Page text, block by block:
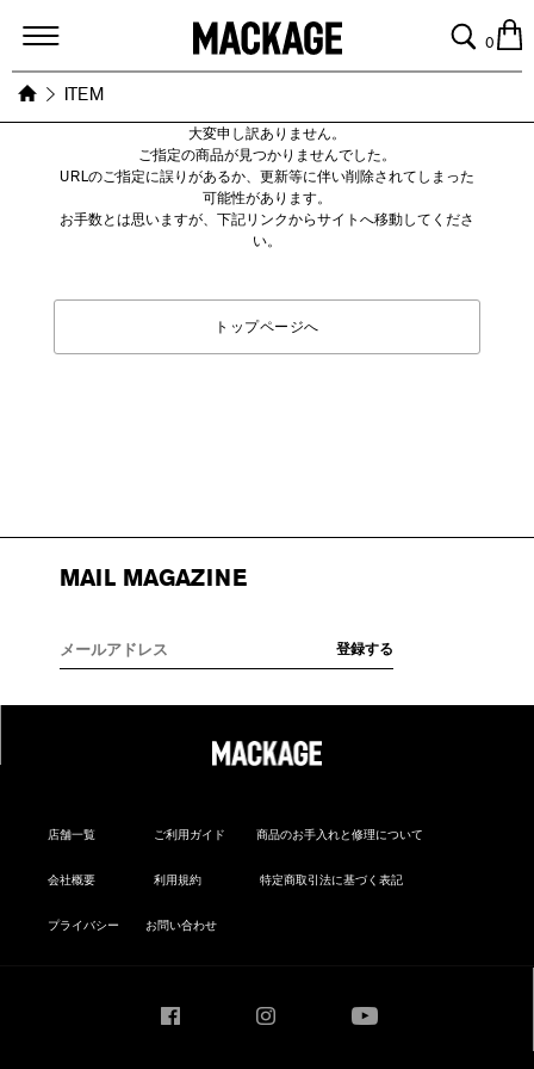
MACKAGE
0
ITEM
大変申し訳ありません。
ご指定の商品が見つかりませんでした。
URLのご指定に誤りがあるか、更新等に伴い削除されてしまった
可能性があります。
お手数とは思いますが、下記リンクからサイトへ移動してくださ
い。
トップページへ
MAIL MAGAZINE
店舗一覧 ご利用ガイド 商品のお手入れと修理について
会社概要 利用規約 特定商取引法に基づく表記
プライバシー お問い合わせ
Instagram